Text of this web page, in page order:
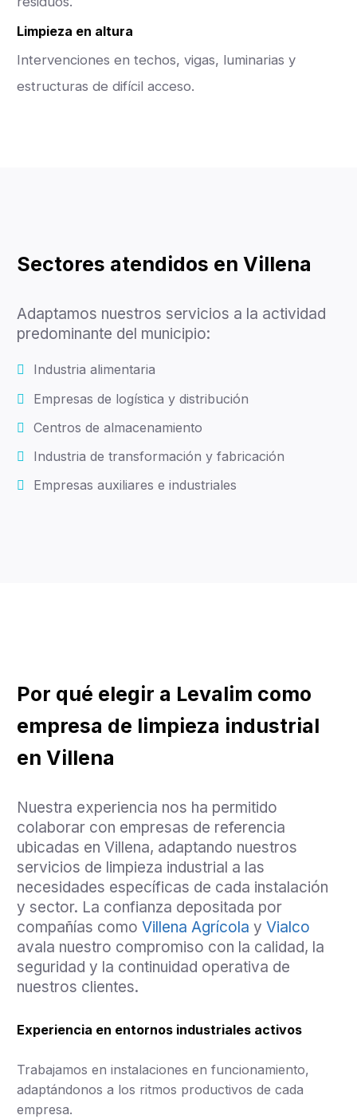
Limpieza en altura
Intervenciones en techos, vigas, luminarias y
estructuras de difícil acceso.
Sectores atendidos en Villena
Adaptamos nuestros servicios a la actividad
predominante del municipio:
Industria alimentaria
Empresas de logística y distribución
Centros de almacenamiento
Industria de transformación y fabricación
Empresas auxiliares e industriales
Por qué elegir a Levalim como
empresa de limpieza industrial
en Villena
Nuestra experiencia nos ha permitido
colaborar con empresas de referencia
ubicadas en Villena, adaptando nuestros
servicios de limpieza industrial a las
necesidades específicas de cada instalación
y sector. La confianza depositada por
compañías como Villena Agrícola y Vialco
avala nuestro compromiso con la calidad, la
seguridad y la continuidad operativa de
nuestros clientes.
Experiencia en entornos industriales activos
Trabajamos en instalaciones en funcionamiento,
adaptándonos a los ritmos productivos de cada
empresa.